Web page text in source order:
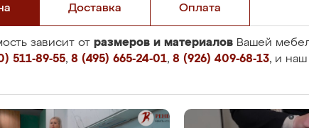
Доставка Оплата
зависит от размеров и материалов Вашей
511-89-55, 8 (495) 665-24-01, 8 (926) 409-68-13, и наш